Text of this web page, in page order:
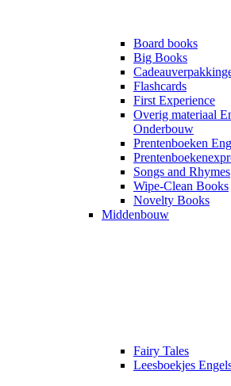
Board books
Big Books
Flashcards
First Experience
Overig materiaal
Onderbouw
Prentenboeken
Songs and Rhymes
Wipe-Clean Books
Novelty Books
Middenbouw
Fairy Tales
Leesboekjes